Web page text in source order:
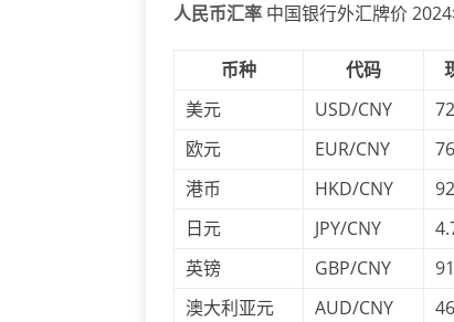
人民币汇率 中国银行外汇牌价
币种 代码
美元
USD/CNY
欧元
EUR/CNY
港币
HKD/CNY
日元
JPY/CNY
英镑
GBP/CNY
澳大利亚元
AUD/CNY